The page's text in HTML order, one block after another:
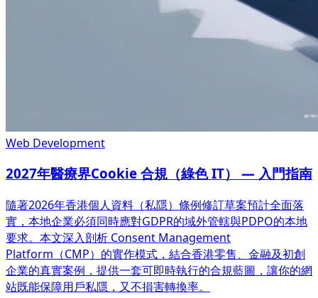
Web Development
2027年醫療界Cookie 合規（綠色 IT） — 入門指南
隨著2026年香港個人資料（私隱）條例修訂草案預計全面落
實，本地企業必須同時應對GDPR的域外管轄與PDPO的本地
要求。本文深入剖析 Consent Management
Platform（CMP）的實作模式，結合香港零售、金融及初創
企業的真實案例，提供一套可即時執行的合規藍圖，讓你的網
站既能保障用戶私隱，又不損害轉換率。